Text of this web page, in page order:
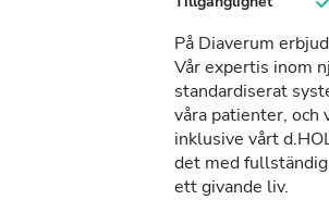
På Diaverum
Vår expertis inom
standardiserat
våra patienter,
inklusive vårt
det med
ett givande liv.